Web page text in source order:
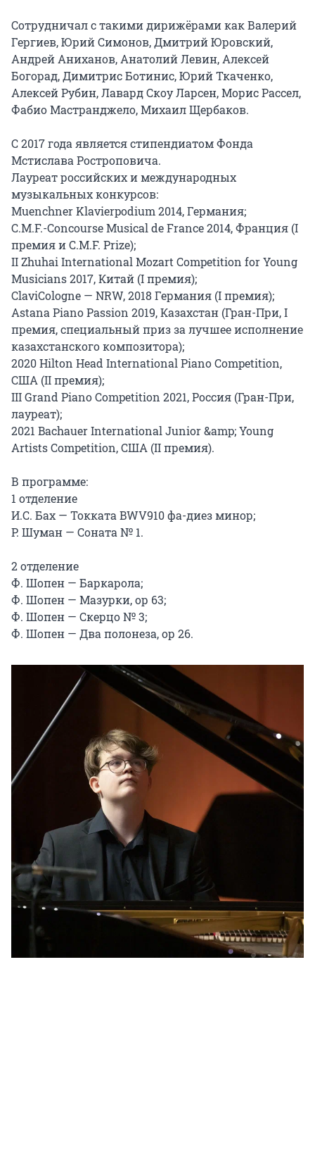
Сотрудничал с такими дирижёрами как Валерий
Гергиев, Юрий Симонов, Дмитрий Юровский,
Андрей Аниханов, Анатолий Левин, Алексей
Богорад, Димитрис Ботинис, Юрий Ткаченко,
Алексей Рубин, Лавард Скоу Ларсен, Морис Рассел,
Фабио Мастранджело, Михаил Щербаков.
С 2017 года является стипендиатом Фонда
Мстислава Ростроповича.
Лауреат российских и международных
музыкальных конкурсов:
Muenchner Klavierpodium 2014, Германия;
C.M.F.-Concourse Musical de France 2014, Франция (I
премия и C.M.F. Prize);
II Zhuhai International Mozart Competition for Young
Musicians 2017, Китай (I премия);
ClaviCologne — NRW, 2018 Германия (I премия);
Astana Piano Passion 2019, Казахстан (Гран-При, I
премия, специальный приз за лучшее исполнение
казахстанского композитора);
2020 Hilton Head International Piano Competition,
США (II премия);
III Grand Piano Competition 2021, Россия (Гран-При,
лауреат);
2021 Bachauer International Junior &amp; Young
Artists Competition, США (II премия).
В программе:
1 отделение
И.С. Бах — Токката BWV910 фа-диез минор;
Р. Шуман — Соната № 1.
2 отделение
Ф. Шопен — Баркарола;
Ф. Шопен — Мазурки, ор 63;
Ф. Шопен — Скерцо № 3;
Ф. Шопен — Два полонеза, ор 26.